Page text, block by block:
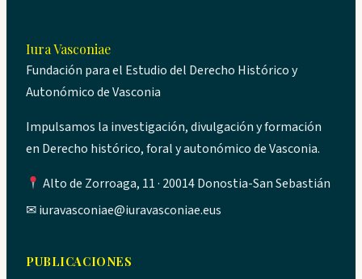
Iura Vasconiae
Fundación para el Estudio del Derecho Histórico y
Autonómico de Vasconia
Impulsamos la investigación, divulgación y formación
en Derecho histórico, foral y autonómico de Vasconia.
Alto de Zorroaga, 11 · 20014 Donostia-San Sebastián
✉iuravasconiae@iuravasconiae.eus
PUBLICACIONES